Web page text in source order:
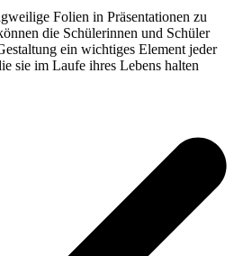
Folien in Präsentationen zu
die Schülerinnen und Schüler
ein wichtiges Element jeder
sie im Laufe ihres Lebens halten